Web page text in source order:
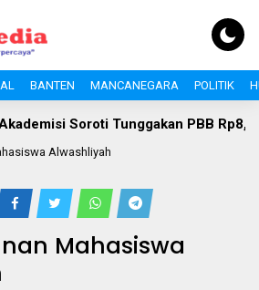
BANTEN MANCANEGARA POLITIK
Soroti Tunggakan PBB Rp8,4
Alwashliyah
Mahasiswa